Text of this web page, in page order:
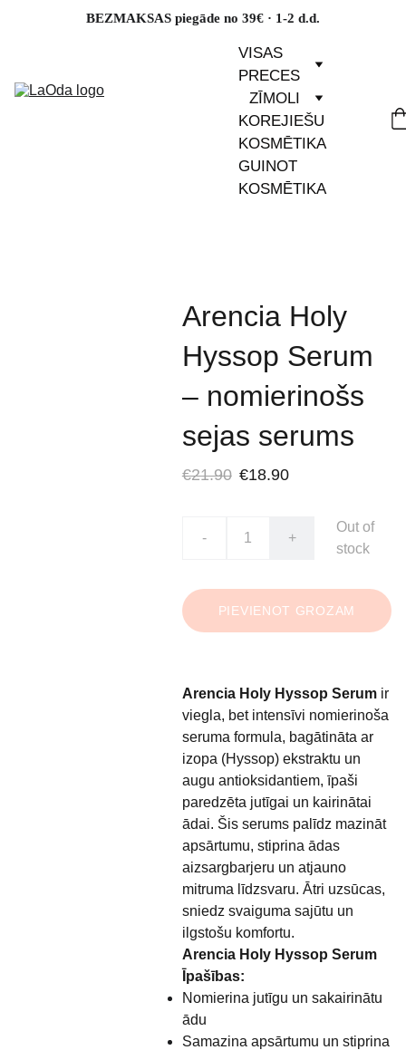
BEZMAKSAS piegāde no 39€ · 1-2 d.d.
VISAS
PRECES
ZĪMOLI
KOREJIEŠU
KOSMĒTIKA
GUINOT
KOSMĒTIKA
Arencia Holy
Hyssop Serum
– nomierinošs
sejas serums
€21.90 €18.90
- +
Out of
stock
PIEVIENOT GROZAM
Arencia Holy Hyssop Serumir
viegla, bet intensīvi nomierinoša
seruma formula, bagātināta ar
izopa (Hyssop) ekstraktu un
augu antioksidantiem, īpaši
paredzēta jutīgai un kairinātai
ādai. Šis serums palīdz mazināt
apsārtumu, stiprina ādas
aizsargbarjeru un atjauno
mitruma līdzsvaru. Ātri uzsūcas,
sniedz svaiguma sajūtu un
ilgstošu komfortu.
Arencia Holy Hyssop Serum
Īpašības:
Nomierina jutīgu un sakairinātu
ādu
Samazina apsārtumu un stiprina